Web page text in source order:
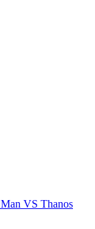
VS Thanos